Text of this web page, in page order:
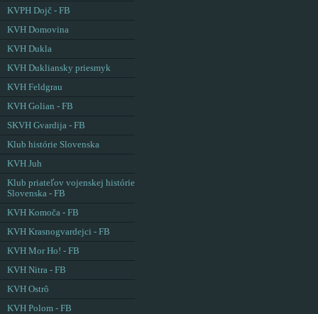
KVPH Dojč - FB
KVH Domovina
KVH Dukla
KVH Dukliansky priesmyk
KVH Feldgrau
KVH Golian - FB
SKVH Gvardija - FB
Klub histórie Slovenska
KVH Juh
Klub priateľov vojenskej histórie
Slovenska - FB
KVH Komoča - FB
KVH Krasnogvardejci - FB
KVH Mor Ho! - FB
KVH Nitra - FB
KVH Ostrô
KVH Polom - FB